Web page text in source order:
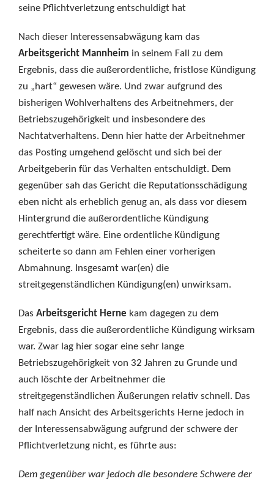
seine Pflichtverletzung entschuldigt hat
Nach dieser Interessensabwägung kam das
Arbeitsgericht Mannheim in seinem Fall zu dem
Ergebnis, dass die außerordentliche, fristlose Kündigung
zu „hart“ gewesen wäre. Und zwar aufgrund des
bisherigen Wohlverhaltens des Arbeitnehmers, der
Betriebszugehörigkeit und insbesondere des
Nachtatverhaltens. Denn hier hatte der Arbeitnehmer
das Posting umgehend gelöscht und sich bei der
Arbeitgeberin für das Verhalten entschuldigt. Dem
gegenüber sah das Gericht die Reputationsschädigung
eben nicht als erheblich genug an, als dass vor diesem
Hintergrund die außerordentliche Kündigung
gerechtfertigt wäre. Eine ordentliche Kündigung
scheiterte so dann am Fehlen einer vorherigen
Abmahnung. Insgesamt war(en) die
streitgegenständlichen Kündigung(en) unwirksam.
Das Arbeitsgericht Herne kam dagegen zu dem
Ergebnis, dass die außerordentliche Kündigung wirksam
war. Zwar lag hier sogar eine sehr lange
Betriebszugehörigkeit von 32 Jahren zu Grunde und
auch löschte der Arbeitnehmer die
streitgegenständlichen Äußerungen relativ schnell. Das
half nach Ansicht des Arbeitsgerichts Herne jedoch in
der Interessensabwägung aufgrund der schwere der
Pflichtverletzung nicht, es führte aus:
Dem gegenüber war jedoch die besondere Schwere der